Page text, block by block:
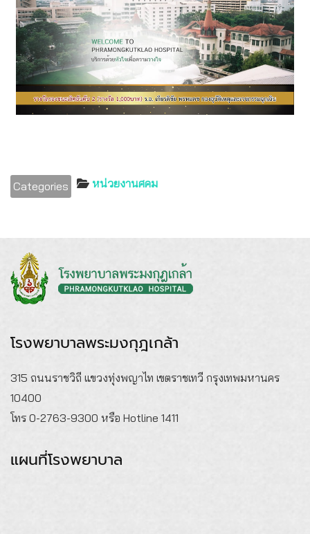
Categories หน่วยงานศคม
โรงพยาบาลพระมงกุฎเกล้า
315 ถนนราชวิถี แขวงทุ่งพญาไท เขตราชเทวี กรุงเทพมหานคร
10400
โทร 0-2763-9300 หรือ Hotline 1411
แผนที่โรงพยาบาล